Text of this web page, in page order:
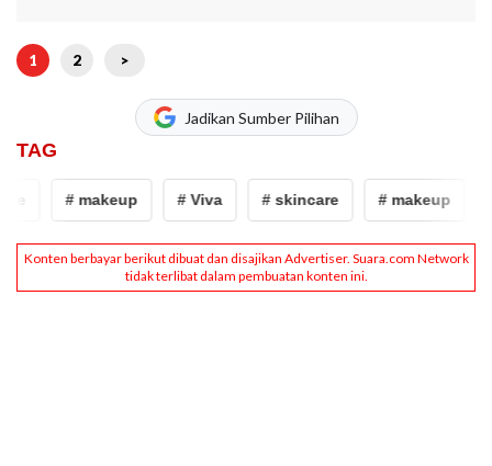
1 2 >
Jadikan Sumber Pilihan
TAG
# makeup # Viva # skincare # makeup